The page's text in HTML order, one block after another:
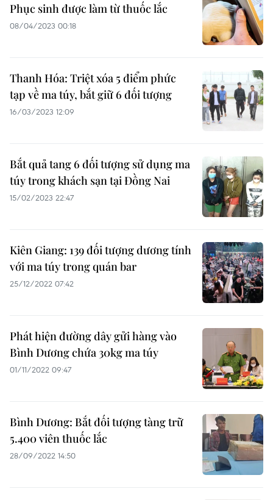
Phục sinh được làm từ thuốc lắc
08/04/2023 00:18
Thanh Hóa: Triệt xóa 5 điểm phức
tạp về ma túy, bắt giữ 6 đối tượng
16/03/2023 12:09
Bắt quả tang 6 đối tượng sử dụng ma
túy trong khách sạn tại Đồng Nai
15/02/2023 22:47
Kiên Giang: 139 đối tượng dương tính
với ma túy trong quán bar
25/12/2022 07:42
Phát hiện đường dây gửi hàng vào
Bình Dương chứa 30kg ma túy
01/11/2022 09:47
Bình Dương: Bắt đối tượng tàng trữ
5.400 viên thuốc lắc
28/09/2022 14:50